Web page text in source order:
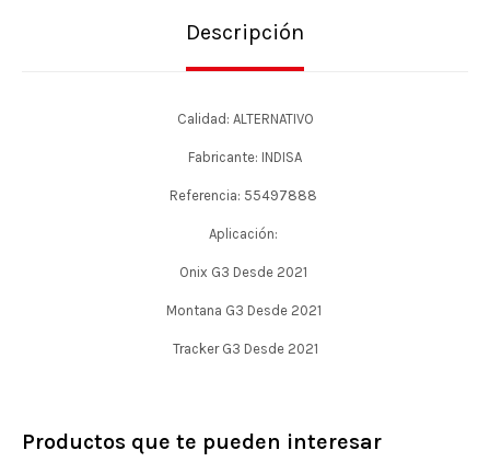
Descripción
Calidad: ALTERNATIVO
Fabricante: INDISA
Referencia: 55497888
Aplicación:
Onix G3 Desde 2021
Montana G3 Desde 2021
Tracker G3 Desde 2021
Productos que te pueden interesar